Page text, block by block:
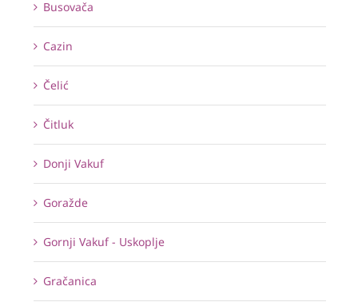
Busovača
Cazin
Čelić
Čitluk
Donji Vakuf
Goražde
Gornji Vakuf - Uskoplje
Gračanica